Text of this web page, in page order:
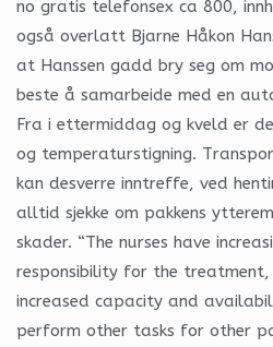
no gratis telefonsex ca 800,
også overlatt Bjarne Håkon
at Hanssen gadd bry seg om
beste å samarbeide med en
Fra i ettermiddag og kveld er
og temperaturstigning.
kan desverre inntreffe, ved
alltid sjekke om pakkens
skader. “The nurses have
responsibility for the treatment,
increased capacity and
perform other tasks for other